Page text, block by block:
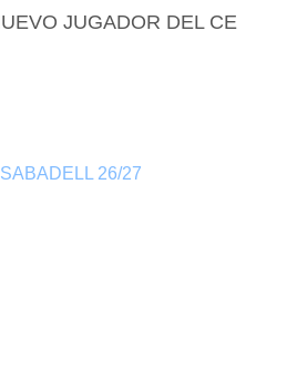
JUGADOR DEL CE